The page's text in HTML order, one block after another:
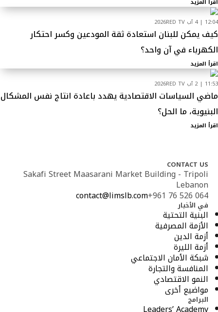
اقرأ المزيد
12:04 | 4 آب 2026
RED TV
كيف يمكن للبنان استعادة ثقة المودعين وكسر احتكار
الكهرباء في آن واحد؟
اقرأ المزيد
11:53 | 2 آب 2026
RED TV
ماضي السياسات الاقتصادية يهدد باعادة انتاج نفس المشكال
البنيوية، ما الحل؟
اقرأ المزيد
CONTACT US
Sakafi Street Maasarani Market Building - Tripoli
Lebanon
contact@limslb.com+961 76 526 064
في الأخبار
البنية التحتية
الأزمة المصرفية
أزمة الدين
أزمة الليرة
شبكة الأمان الاجتماعي
المنافسة والتجارة
النمو الاقتصادي
مواضيع أخرى
البرامج